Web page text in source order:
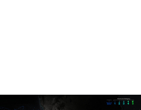
de ferramentas